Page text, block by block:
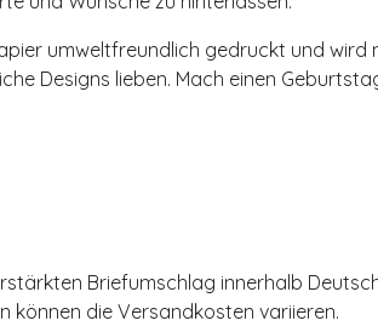
umweltfreundlich gedruckt und
Designs lieben. Mach einen
Briefumschlag innerhalb
können die Versandkosten variieren.